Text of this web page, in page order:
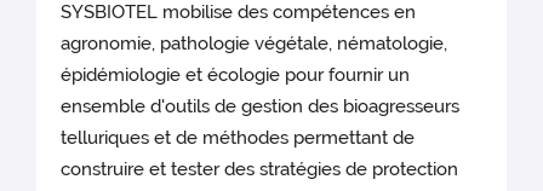
SYSBIOTEL mobilise des compétences en
agronomie, pathologie végétale, nématologie,
épidémiologie et écologie pour fournir un
ensemble d'outils de gestion des bioagresseurs
telluriques et de méthodes permettant de
construire et tester des stratégies de protection